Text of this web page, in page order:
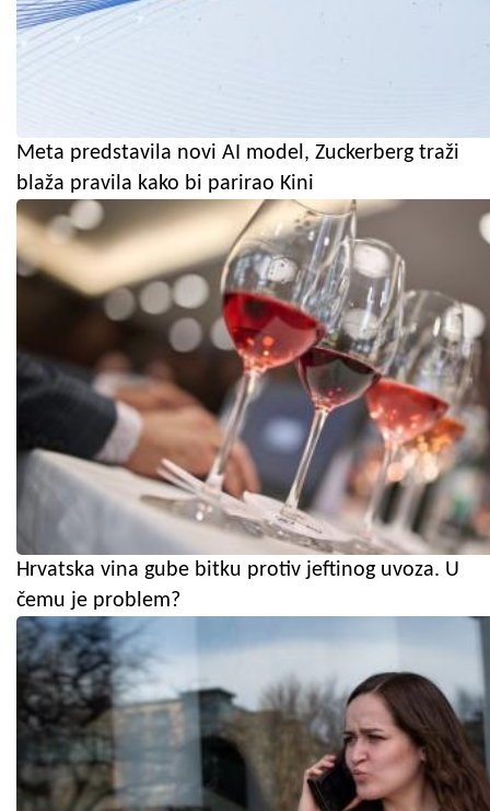
Meta predstavila novi AI model, Zuckerberg traži
blaža pravila kako bi parirao Kini
Hrvatska vina gube bitku protiv jeftinog uvoza. U
čemu je problem?